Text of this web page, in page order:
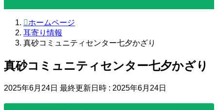
ホームページ
耳寄り情報
真砂コミュニティセンター七夕かざり
真砂コミュニティセンター七夕かざり
2025年6月24日 最終更新日時 : 2025年6月24日